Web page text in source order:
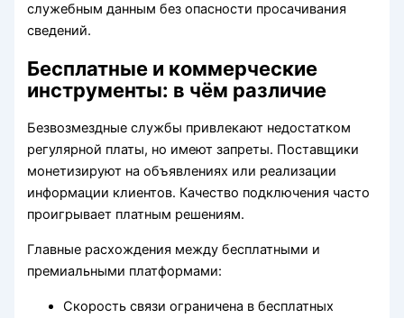
служебным данным без опасности просачивания
сведений.
Бесплатные и коммерческие
инструменты: в чём различие
Безвозмездные службы привлекают недостатком
регулярной платы, но имеют запреты. Поставщики
монетизируют на объявлениях или реализации
информации клиентов. Качество подключения часто
проигрывает платным решениям.
Главные расхождения между бесплатными и
премиальными платформами:
Скорость связи ограничена в бесплатных